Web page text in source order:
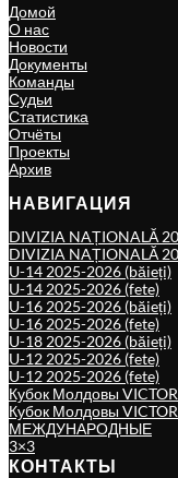
Домой
О нас
Новости
Документы
Команды
Судьи
Статистика
Отчёты
Проекты
Архив
НАВИГАЦИЯ
DIVIZIA NAȚIONALĂ
DIVIZIA NAȚIONALĂ
U-14 2025-2026 (băieți)
U-14 2025-2026 (fete)
U-16 2025-2026 (băieți)
U-16 2025-2026 (fete)
U-18 2025-2026 (băieți)
U-12 2025-2026 (fete)
U-12 2025-2026 (fete)
Кубок Молдовы
Кубок Молдовы
МЕЖДУНАРОДНЫЕ
3×3
КОНТАКТЫ